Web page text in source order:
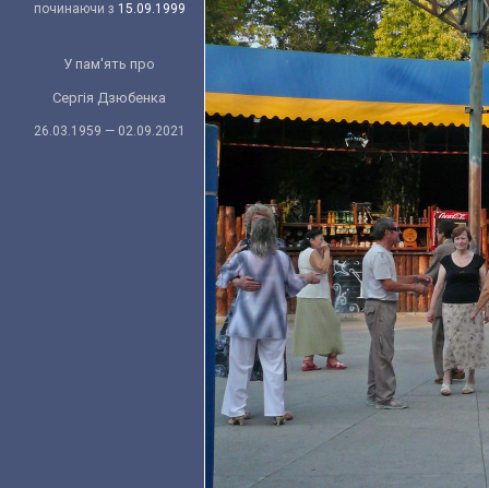
починаючи з 15.09.1999
У пам'ять про
Сергія Дзюбенка
26.03.1959 — 02.09.2021